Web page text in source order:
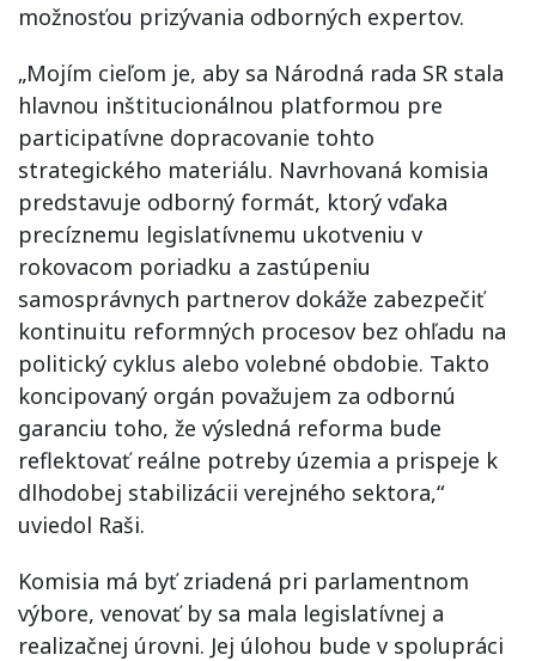
možnosťou prizývania odborných expertov.
„Mojím cieľom je, aby sa Národná rada SR stala
hlavnou inštitucionálnou platformou pre
participatívne dopracovanie tohto
strategického materiálu. Navrhovaná komisia
predstavuje odborný formát, ktorý vďaka
precíznemu legislatívnemu ukotveniu v
rokovacom poriadku a zastúpeniu
samosprávnych partnerov dokáže zabezpečiť
kontinuitu reformných procesov bez ohľadu na
politický cyklus alebo volebné obdobie. Takto
koncipovaný orgán považujem za odbornú
garanciu toho, že výsledná reforma bude
reflektovať reálne potreby územia a prispeje k
dlhodobej stabilizácii verejného sektora,“
uviedol Raši.
Komisia má byť zriadená pri parlamentnom
výbore, venovať by sa mala legislatívnej a
realizačnej úrovni. Jej úlohou bude v spolupráci